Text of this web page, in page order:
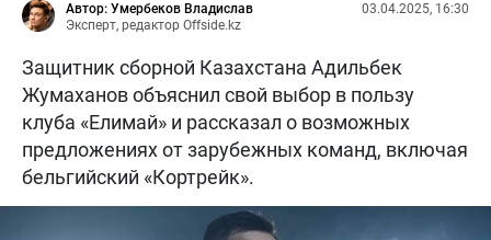
Автор: Умербеков Владислав
Эксперт, редактор Offside.kz
03.04.2025, 16:30
Защитник сборной Казахстана Адильбек
Жумаханов объяснил свой выбор в пользу
клуба «Елимай» и рассказал о возможных
предложениях от зарубежных команд, включая
бельгийский «Кортрейк».